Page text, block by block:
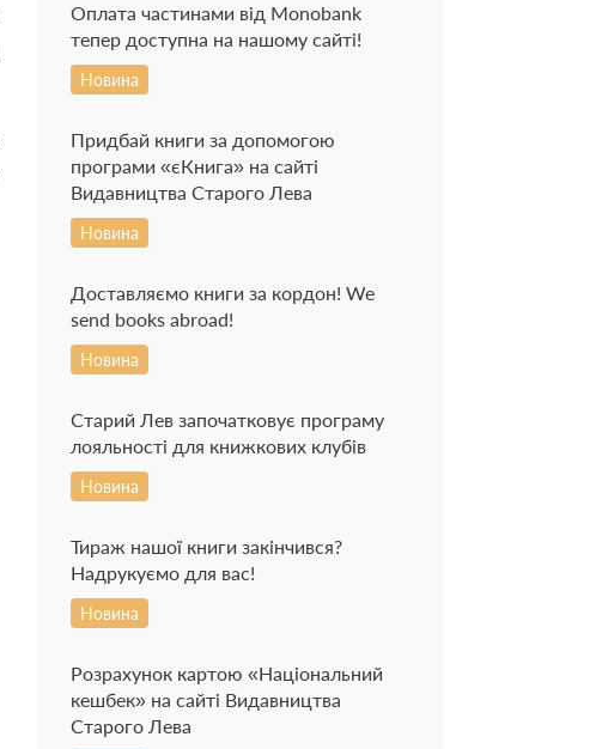
Оплата частинами від Monobank
тепер доступна на нашому сайті!
Новина
Придбай книги за допомогою
програми «єКнига» на сайті
Видавництва Старого Лева
Новина
Доставляємо книги за кордон! We
send books abroad!
Новина
Старий Лев започатковує програму
лояльності для книжкових клубів
Новина
Тираж нашої книги закінчився?
Надрукуємо для вас!
Новина
Розрахунок картою «Національний
кешбек» на сайті Видавництва
Старого Лева